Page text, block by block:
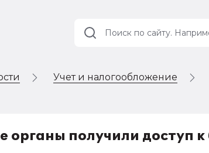
Учет и налогообложение
органы получили доступ